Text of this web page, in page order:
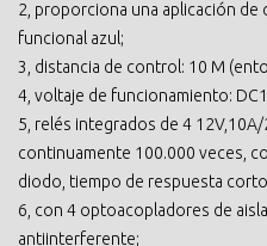
2, proporciona una aplicación
funcional azul;
3, distancia de control: 10 M
4, voltaje de funcionamiento:
5, relés integrados de 4
continuamente 100.000 veces,
diodo, tiempo de respuesta
6, con 4 optoacopladores de
antiinterferente;